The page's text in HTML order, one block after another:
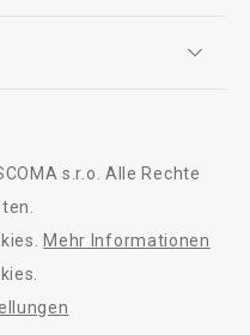
s.r.o. Alle Rechte
Mehr Informationen